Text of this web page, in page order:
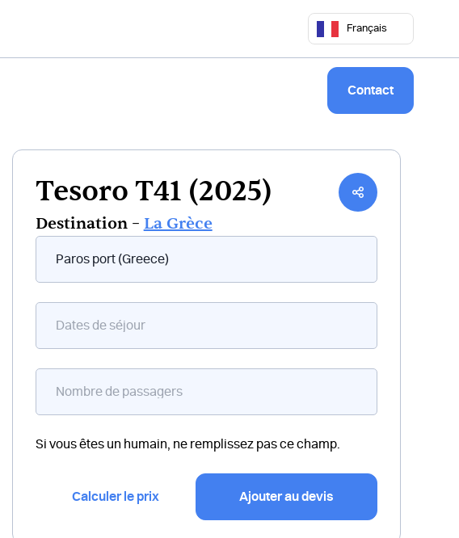
Français
Contact
Tesoro T41 (2025)
Destination – La Grèce
flottant
bateau
Si vous êtes un humain, ne remplissez pas ce champ.
Calculer le prix Ajouter au devis